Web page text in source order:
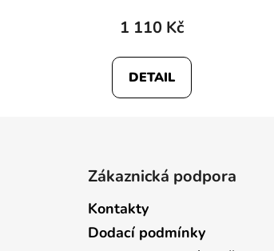
1 110 Kč
DETAIL
Zákaznická podpora
Kontakty
Dodací podmínky